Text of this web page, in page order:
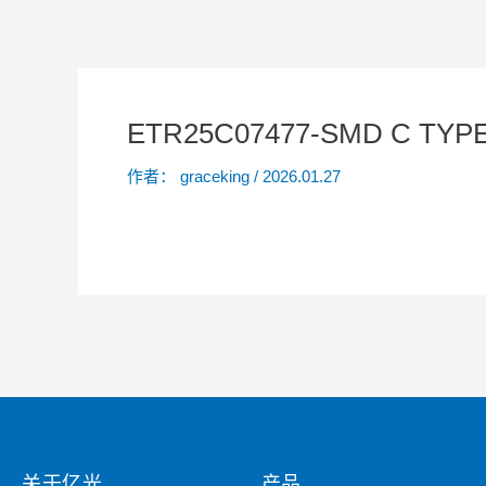
ETR25C07477-SMD C
作者： graceking / 2026.01.27